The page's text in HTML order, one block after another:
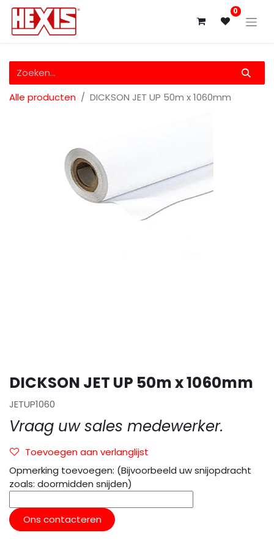
0
Alle producten DICKSON JET UP 50m x 1060mm
DICKSON JET UP 50m x 1060mm
JETUP1060
Vraag uw sales medewerker.
Toevoegen aan verlanglijst
Opmerking toevoegen: (Bijvoorbeeld uw snijopdracht
zoals: doormidden snijden)
Ons contacteren